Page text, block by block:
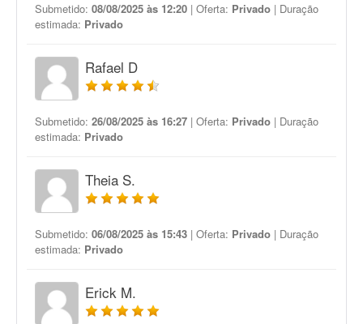
Submetido: 08/08/2025 às 12:20 | Oferta: Privado | Duração
estimada: Privado
Rafael D
Submetido: 26/08/2025 às 16:27 | Oferta: Privado | Duração
estimada: Privado
Theia S.
Submetido: 06/08/2025 às 15:43 | Oferta: Privado | Duração
estimada: Privado
Erick M.